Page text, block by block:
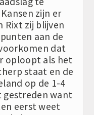
zijn er
Rixt zij blijven
aan de
dat
oploopt als het
staat en de
op de 1-4
gestreden want
eerst weet